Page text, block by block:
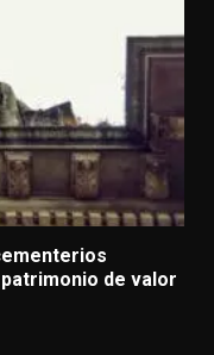
de valor